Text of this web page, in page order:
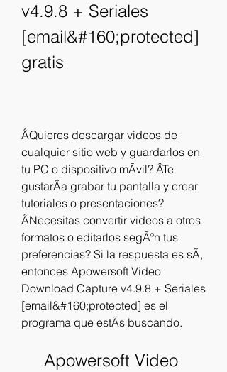
v4.9.8 + Seriales
[email&#160;protected]
gratis
ÂQuieres descargar videos de
cualquier sitio web y guardarlos en
tu PC o dispositivo mÃvil? ÂTe
gustarÃa grabar tu pantalla y crear
tutoriales o presentaciones?
ÂNecesitas convertir videos a otros
formatos o editarlos segÃºn tus
preferencias? Si la respuesta es sÃ,
entonces Apowersoft Video
Download Capture v4.9.8 + Seriales
[email&#160;protected] es el
programa que estÃs buscando.
Apowersoft Video